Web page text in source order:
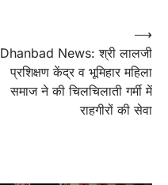
Dhanbad News: श्री लालजी
प्रशिक्षण केंद्र व भूमिहार महिला
समाज ने की चिलचिलाती गर्मी में
राहगीरों की सेवा
⟶